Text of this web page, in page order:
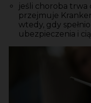
jeśli choroba trwa
przejmuje
wtedy, gdy
ubezpieczenia i